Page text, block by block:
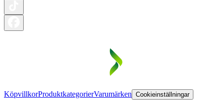
KöpvillkorProduktkategorierVarumärken Cookieinställningar